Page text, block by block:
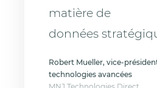
matière de
données
Robert Mueller, vice-
technologies avancées